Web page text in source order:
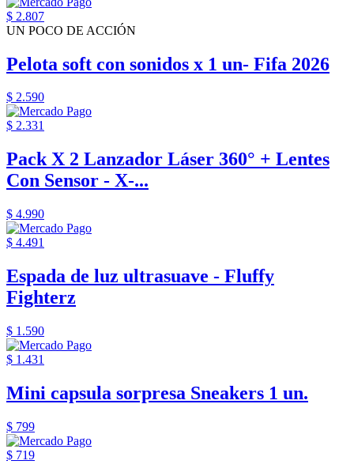
$ 2.807
UN POCO DE ACCIÓN
Pelota soft con sonidos x 1 un- Fifa 2026
$ 2.590
$ 2.331
Pack X 2 Lanzador Láser 360° + Lentes
Con Sensor - X-...
$ 4.990
$ 4.491
Espada de luz ultrasuave - Fluffy
Fighterz
$ 1.590
$ 1.431
Mini capsula sorpresa Sneakers 1 un.
$ 799
$ 719